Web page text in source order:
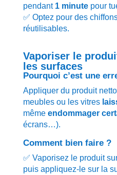
pendant 1 minutepour
✅ Optez pour des
réutilisables.
Vaporiser le
les surfaces
Pourquoi c’est une
Appliquer du produit
meubles ou les vitres
même endommager
écrans…).
Comment bien faire ?
✅ Vaporisez le produit
puis appliquez-le sur la